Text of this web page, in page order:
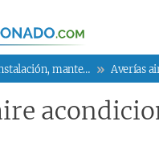
Instalación, mantenimiento y averías